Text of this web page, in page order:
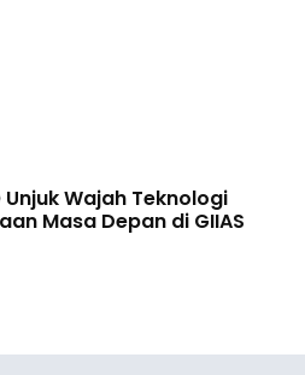
Unjuk Wajah Teknologi
Masa Depan di GIIAS